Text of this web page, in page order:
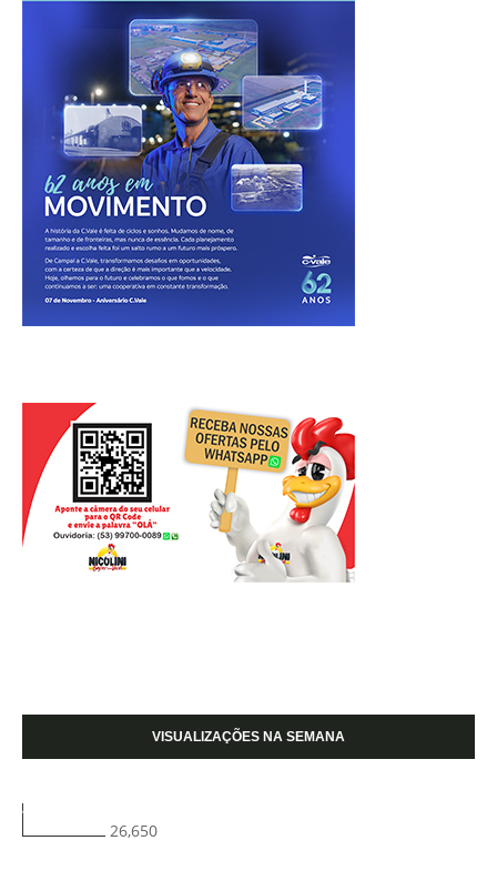
VISUALIZAÇÕES NA SEMANA
26,650